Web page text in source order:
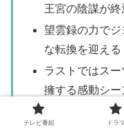
王宮の陰謀が終
望雲録の力で
な転換を迎える
ラストではス
擁する感動シー
料理が人をつ
テレビ番組 ドラマ